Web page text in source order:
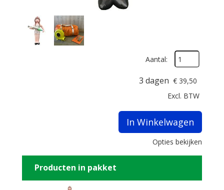
Aantal:
3 dagen € 39,50
Excl. BTW
In Winkelwagen
Opties bekijken
Producten in pakket